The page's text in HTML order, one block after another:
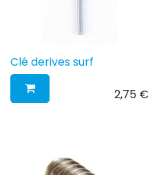
Clé derives surf
2,75 €